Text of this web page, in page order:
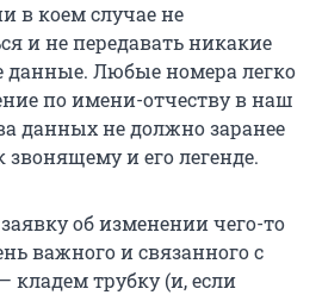
в коем случае не
и не передавать никакие
Любые номера легко
по имени-отчеству в наш
данных не должно заранее
и его легенде.
об изменении чего-то
важного и связанного с
трубку (и, если